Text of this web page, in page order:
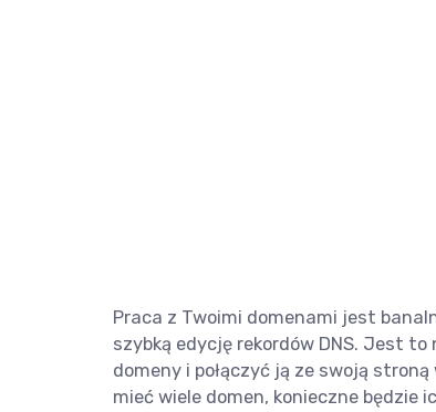
Praca z Twoimi domenami jest
szybką edycję rekordów DNS. Jest
domeny i połączyć ją ze swoją
mieć wiele domen, konieczne będzie